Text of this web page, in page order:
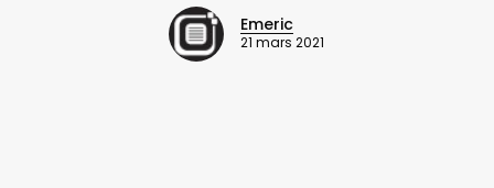
Emeric
21 mars 2021